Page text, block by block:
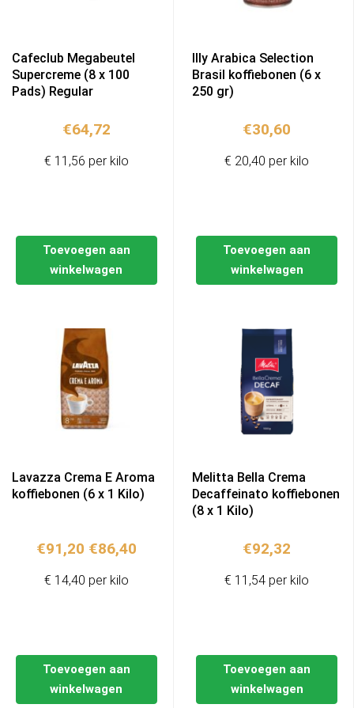
Cafeclub Megabeutel
Supercreme (8 x 100
Pads) Regular
€64,72
Toevoegen aan
winkelwagen
€ 11,56 per kilo
Illy Arabica Selection
Brasil koffiebonen (6 x
250 gr)
€30,60
Toevoegen aan
winkelwagen
€ 20,40 per kilo
Lavazza Crema E Aroma
koffiebonen (6 x 1 Kilo)
€91,20 Oorspronkelijke
was:
€86,40Huidige
Toevoegen aan
winkelwagen
€ 14,40 per kilo
Melitta Bella Crema
Decaffeinato koffiebonen
(8 x 1 Kilo)
€92,32
Toevoegen aan
winkelwagen
€ 11,54 per kilo